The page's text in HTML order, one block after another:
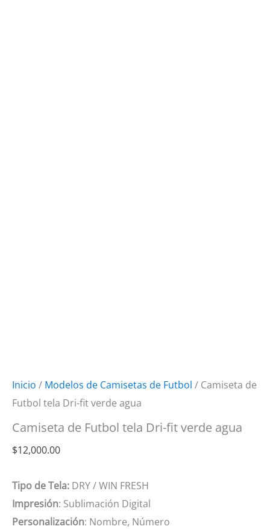
Inicio / Modelos de Camisetas de Futbol / Camiseta de
Futbol tela Dri-fit verde agua
Camiseta de Futbol tela Dri-fit verde agua
$12,000.00
Tipo de Tela: DRY / WIN FRESH
Impresión: Sublimación Digital
Personalización: Nombre, Número